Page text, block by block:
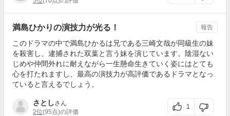
満島ひかりの演技力が光る！
このドラマの中で満島ひかるは兄である三崎文哉が同級生の妹
を殺害し、逮捕された双葉と言う妹を演じています。陰湿ない
じめや仲間外れに耐えながら一生懸命生きていく姿にはとても
心を打たれますし、最高の演技力が高評価であるドラマとなっ
ていると言えるでしょう。
さとしさん
2位(95点)の評価
1
報告